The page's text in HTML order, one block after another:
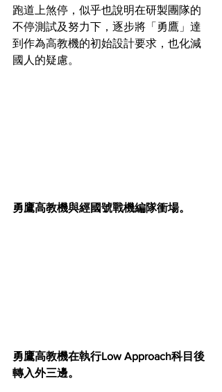
跑道上煞停，似乎也說明在研製團隊的
不停測試及努力下，逐步將「勇鷹」達
到作為高教機的初始設計要求，也化減
國人的疑慮。
勇鷹高教機與經國號戰機編隊衝場。
勇鷹高教機在執行Low Approach科目後
轉入外三邊。